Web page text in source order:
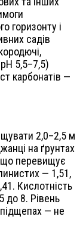
горизонту і
садів
5,5–7,5)
карбонатів —
2,0–2,5 м
на ґрунтах
що перевищує
— 1,51,
Кислотність
до 8. Рівень
— не